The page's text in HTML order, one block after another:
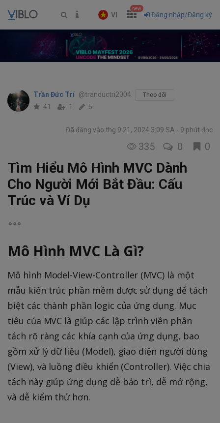
VI
new
Đăng nhập/Đăng ký
Trần Đức Trí @tranductri2004 Theo dõi
41 1 5
Đã đăng vào thg 9 21, 2024 3:09 SA 9 phút đọc
335 0 0
Tìm Hiểu Mô Hình MVC Dành
Cho Người Mới Bắt Đầu: Cấu
Trúc và Ví Dụ
Mô Hình MVC Là Gì?
Mô hình Model-View-Controller (MVC) là một
mẫu kiến trúc phần mềm được sử dụng để tách
biệt các thành phần logic của ứng dụng. Mục
tiêu của MVC là giúp các lập trình viên phân
tách rõ ràng các khía cạnh của ứng dụng, bao
gồm xử lý dữ liệu (Model), giao diện người dùng
(View), và luồng điều khiển (Controller). Việc chia
tách này giúp ứng dụng dễ bảo trì, dễ mở rộng,
và dễ kiểm thử hơn.